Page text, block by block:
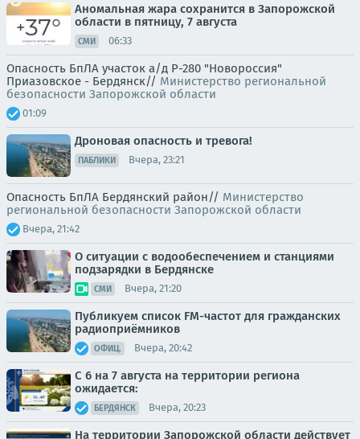
Аномальная жара сохранится в Запорожской
области в пятницу, 7 августа
СМИ 06:33
Опасность БпЛА участок а/д Р-280 "Новороссия"
Приазовское - Бердянск// Министерство региональной
безопасности Запорожской области
01:09
Дроновая опасность и тревога!
ПАБЛИКИ Вчера, 23:21
Опасность БпЛА Бердянский район// Министерство
региональной безопасности Запорожской области
Вчера, 21:42
О ситуации с водообеспечением и станциями
подзарядки в Бердянске
СМИ Вчера, 21:20
Публикуем список FM-частот для гражданских
радиоприёмников
ОФИЦ. Вчера, 20:42
С 6 на 7 августа на территории региона
ожидается:
БЕРДЯНСК Вчера, 20:23
На территории Запорожской области действует